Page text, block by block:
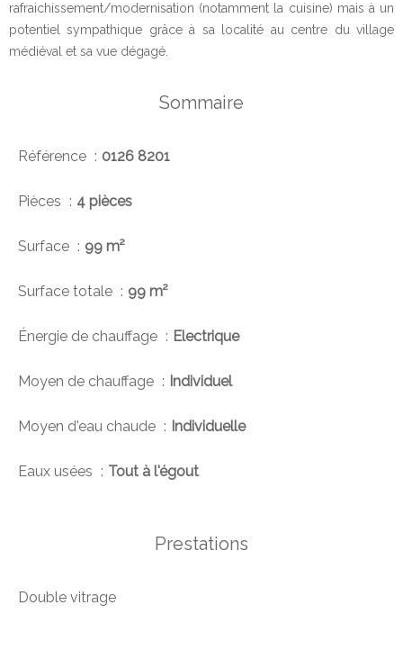
rafraichissement/modernisation (notamment la cuisine) mais à un
potentiel sympathique grâce à sa localité au centre du village
médiéval et sa vue dégagé.
Sommaire
Référence 0126 8201
Pièces 4 pièces
Surface 99 m²
Surface totale 99 m²
Énergie de chauffage Electrique
Moyen de chauffage Individuel
Moyen d'eau chaude Individuelle
Eaux usées Tout à l'égout
Prestations
Double vitrage